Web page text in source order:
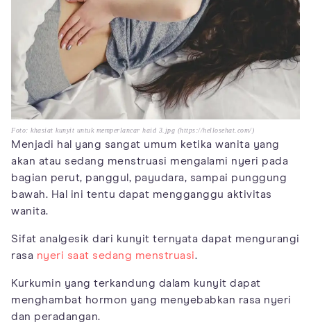
Foto: khasiat kunyit untuk memperlancar haid 3.jpg (https://hellosehat.com/)
Menjadi hal yang sangat umum ketika wanita yang
akan atau sedang menstruasi mengalami nyeri pada
bagian perut, panggul, payudara, sampai punggung
bawah. Hal ini tentu dapat mengganggu aktivitas
wanita.
Sifat analgesik dari kunyit ternyata dapat mengurangi
rasa nyeri saat sedang menstruasi.
Kurkumin yang terkandung dalam kunyit dapat
menghambat hormon yang menyebabkan rasa nyeri
dan peradangan.